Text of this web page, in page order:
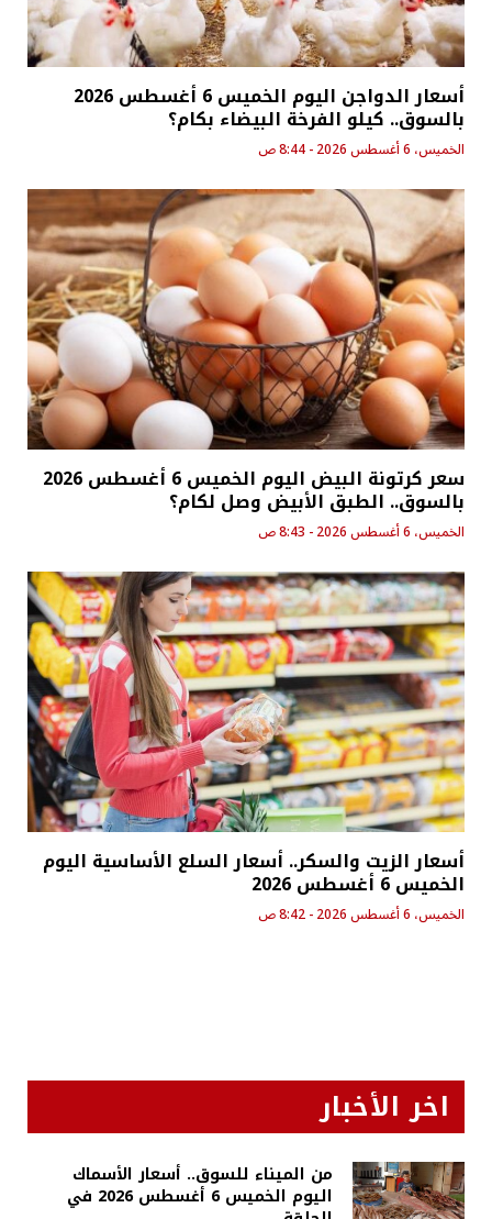
أسعار الدواجن اليوم الخميس 6 أغسطس 2026
بالسوق.. كيلو الفرخة البيضاء بكام؟
الخميس، 6 أغسطس 2026 - 8:44 ص
سعر كرتونة البيض اليوم الخميس 6 أغسطس 2026
بالسوق.. الطبق الأبيض وصل لكام؟
الخميس، 6 أغسطس 2026 - 8:43 ص
أسعار الزيت والسكر.. أسعار السلع الأساسية اليوم
الخميس 6 أغسطس 2026
الخميس، 6 أغسطس 2026 - 8:42 ص
اخر الأخبار
من الميناء للسوق.. أسعار الأسماك
اليوم الخميس 6 أغسطس 2026 في